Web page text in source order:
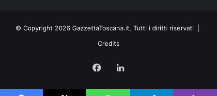
© Copyright 2026 GazzettaToscana.it, Tutti i diritti riservati |
Credits
FacebookLinkedIn